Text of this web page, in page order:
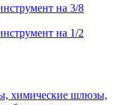
на 3/8
на 1/2
химические шлюзы,